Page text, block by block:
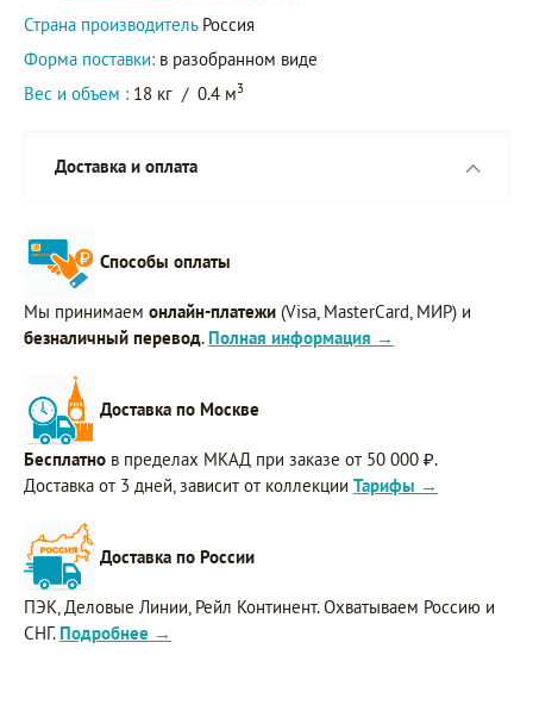
Страна производитель Россия
Форма поставки: в разобранном виде
Вес и объем : 18 кг / 0.4 м3
Доставка и оплата
Способы оплаты
Мы принимаем онлайн-платежи (Visa, MasterCard, МИР) и
безналичный перевод. Полная информация →
Доставка по Москве
Бесплатно в пределах МКАД при заказе от 50 000 ₽.
Доставка от 3 дней, зависит от коллекции Тарифы →
Доставка по России
ПЭК, Деловые Линии, Рейл Континент. Охватываем Россию и
СНГ. Подробнее →